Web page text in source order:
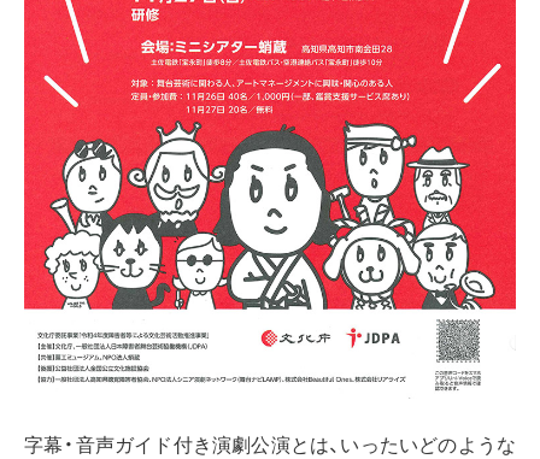
字幕・音声ガイド付き演劇公演とは、いったいどのような